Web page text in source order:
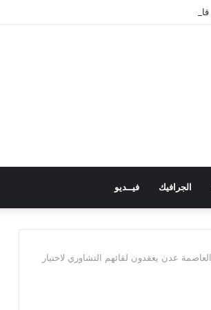
شريبة ويؤكد الوفاء لتضحيات الشهداء
الجرافيك فيــديو
عدن يعقدون لقائهم التشاوري لاختيار